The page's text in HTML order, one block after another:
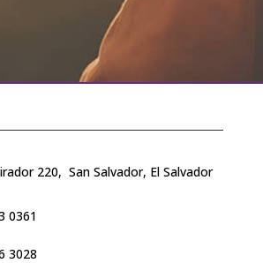
220, San Salvador, El Salvador
0361
3028